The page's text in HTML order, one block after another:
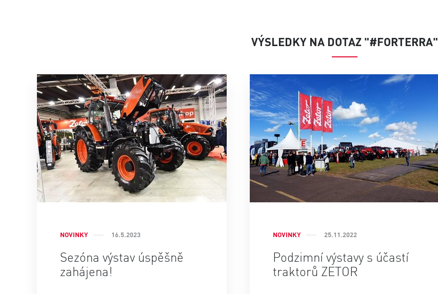
VÝSLEDKY NA DOTAZ "#FORTERRA"
NOVINKY 16.5.2023
Sezóna výstav úspěšně
zahájena!
NOVINKY 25.11.2022
Podzimní výstavy s účastí
traktorů ZETOR